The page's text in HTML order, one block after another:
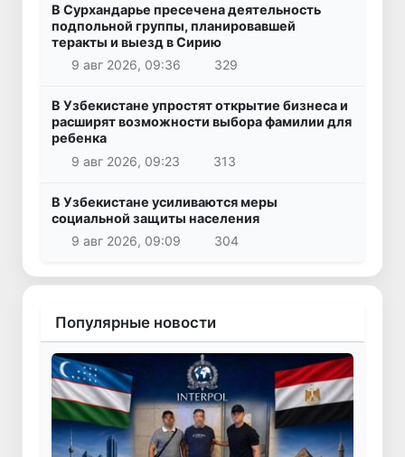
В Сурхандарье пресечена деятельность
подпольной группы, планировавшей
теракты и выезд в Сирию
9 авг 2026, 09:36
329
В Узбекистане упростят открытие бизнеса и
расширят возможности выбора фамилии для
ребенка
9 авг 2026, 09:23
313
В Узбекистане усиливаются меры
социальной защиты населения
9 авг 2026, 09:09
304
Популярные новости